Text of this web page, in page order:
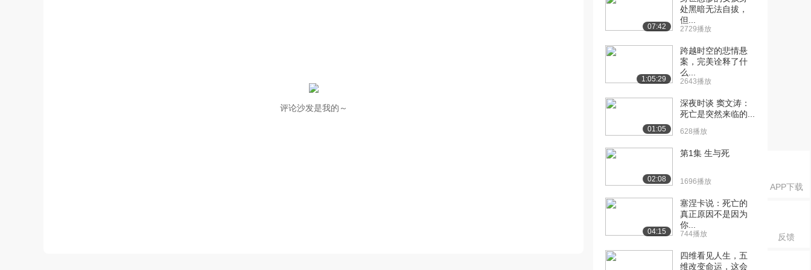
APP下载
反馈
评论沙发是我的～
07:42
处黑暗无法自拔，
但...
2729播放
1:05:29
跨越时空的悲情悬
案，完美诠释了什
么...
2643播放
01:05
深夜时谈 窦文涛：
死亡是突然来临的...
628播放
02:08
第1集 生与死
1696播放
04:15
塞涅卡说：死亡的
真正原因不是因为
你...
744播放
四维看见人生，五
维改变命运，这会